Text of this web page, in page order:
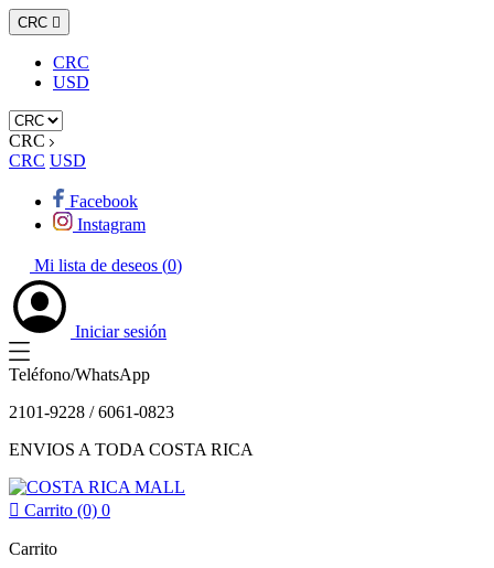
CRC 
CRC
USD
CRC
CRC USD
Facebook
Instagram
Mi lista de deseos (0)
Iniciar sesión
Teléfono/WhatsApp
2101-9228 / 6061-0823
ENVIOS A TODA COSTA RICA
 Carrito (0) 0
Carrito